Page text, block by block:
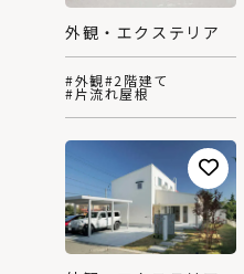
外観・エクステリア
#外観#2階建て
#片流れ屋根